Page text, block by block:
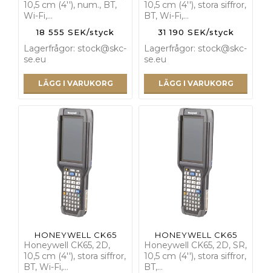
10,5 cm (4''), num., BT,
Wi-Fi,…
18 555 SEK/styck
Lagerfrågor: stock@skc-
se.eu
LÄGG I VARUKORG
10,5 cm (4''), stora siffror,
BT, Wi-Fi,…
31 190 SEK/styck
Lagerfrågor: stock@skc-
se.eu
LÄGG I VARUKORG
HONEYWELL CK65
Honeywell CK65, 2D,
10,5 cm (4''), stora siffror,
BT, Wi-Fi,…
HONEYWELL CK65
Honeywell CK65, 2D, SR,
10,5 cm (4''), stora siffror,
BT,…